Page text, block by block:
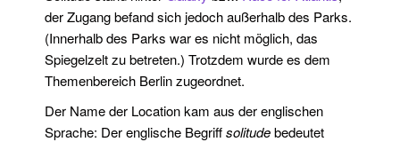
der Zugang befand sich jedoch außerhalb des Parks.
(Innerhalb des Parks war es nicht möglich, das
Spiegelzelt zu betreten.) Trotzdem wurde es dem
Themenbereich Berlin zugeordnet.
Der Name der Location kam aus der englischen
Sprache: Der englische Begriffsolitudebedeutet